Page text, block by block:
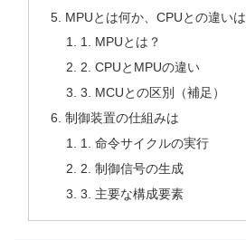
MPUとは何か、CPUとの違いは
1. MPUとは？
2. CPUとMPUの違い
3. MCUとの区別（補足）
制御装置の仕組みは
1. 命令サイクルの実行
2. 制御信号の生成
3. 主要な構成要素